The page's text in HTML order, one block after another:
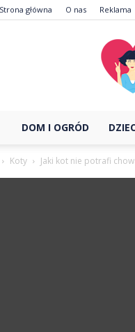
Strona główna O nas Reklama
DOM I OGRÓD
Koty Jaki kot nie potrafi